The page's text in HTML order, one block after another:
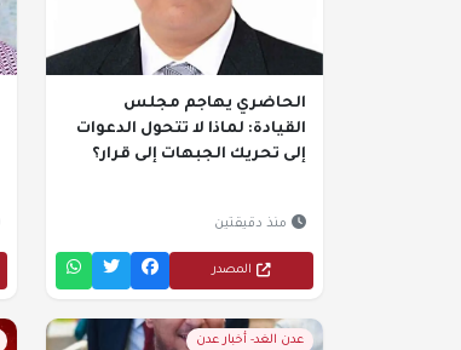
الحاضري يهاجم مجلس
القيادة: لماذا لا تتحول الدعوات
إلى تحريك الجبهات إلى قرار؟
منذ دقيقتين
المصدر
عدن الغد- أخبار عدن